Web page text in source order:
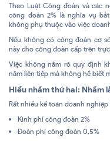
Theo Luật Công đoàn và các
công đoàn 2% là nghĩa vụ
không phụ thuộc vào việc
Nếu không có công đoàn cơ
này cho công đoàn cấp trên
Việc không nắm rõ quy định
năm liên tiếp mà không hề biết
Hiểu nhầm thứ hai: Nhầm
Rất nhiều kế toán doanh
Kinh phí công đoàn 2%
Đoàn phí công đoàn 0,5%